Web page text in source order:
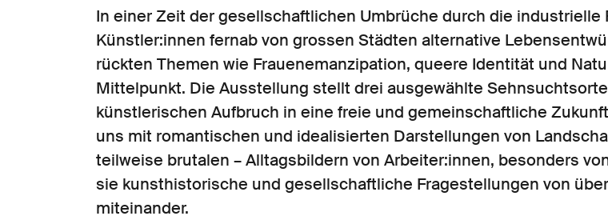
In einer Zeit der gesellschaftlichen Umbrüche durch die industrielle
Künstler:innen fernab von grossen Städten alternative
rückten Themen wie Frauenemanzipation, queere Identität und
Mittelpunkt. Die Ausstellung stellt drei ausgewählte
künstlerischen Aufbruch in eine freie und gemeinschaftliche
uns mit romantischen und idealisierten Darstellungen von
teilweise brutalen – Alltagsbildern von Arbeiter:innen, besonders
sie kunsthistorische und gesellschaftliche Fragestellungen von
miteinander.